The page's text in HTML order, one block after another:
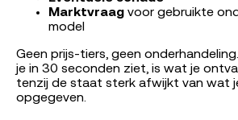
Marktvraag voor gebruikte
model
Geen prijs-tiers, geen
je in 30 seconden ziet, is wat je
tenzij de staat sterk afwijkt van wat
opgegeven.